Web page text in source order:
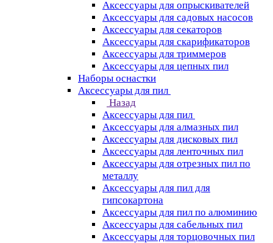
Аксессуары для опрыскивателей
Аксессуары для садовых насосов
Аксессуары для секаторов
Аксессуары для скарификаторов
Аксессуары для триммеров
Аксессуары для цепных пил
Наборы оснастки
Аксессуары для пил
Назад
Аксессуары для пил
Аксессуары для алмазных пил
Аксессуары для дисковых пил
Аксессуары для ленточных пил
Аксессуары для отрезных пил по
металлу
Аксессуары для пил для
гипсокартона
Аксессуары для пил по алюминию
Аксессуары для сабельных пил
Аксессуары для торцовочных пил